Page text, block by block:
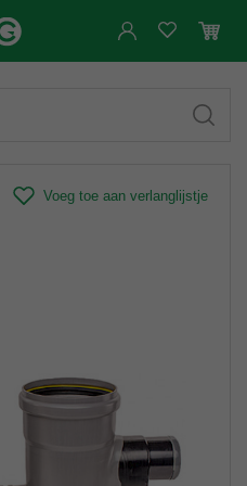
Voeg toe aan verlanglijstje